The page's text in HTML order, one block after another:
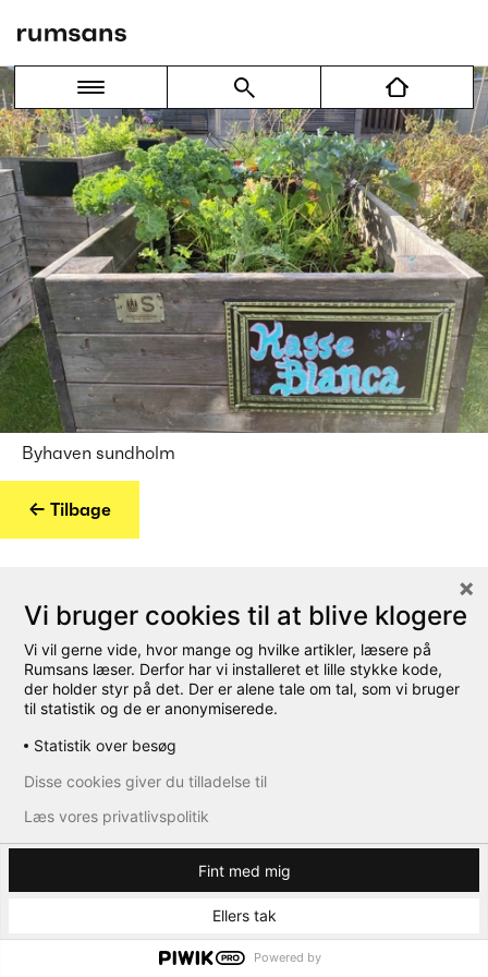
Byhaven sundholm
← Tilbage
Vi bruger cookies til at blive klogere
Vi vil gerne vide, hvor mange og hvilke artikler, læsere på
Rumsans læser. Derfor har vi installeret et lille stykke kode,
der holder styr på det. Der er alene tale om tal, som vi bruger
til statistik og de er anonymiserede.
Statistik over besøg
Fint med mig
Ellers tak
Disse cookies giver du tilladelse til
Læs vores privatlivspolitik
Powered by